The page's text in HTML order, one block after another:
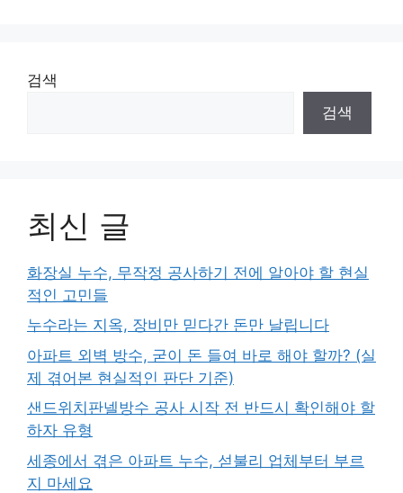
검색
검색
최신 글
화장실 누수, 무작정 공사하기 전에 알아야 할 현실
적인 고민들
누수라는 지옥, 장비만 믿다간 돈만 날립니다
아파트 외벽 방수, 굳이 돈 들여 바로 해야 할까? (실
제 겪어본 현실적인 판단 기준)
샌드위치판넬방수 공사 시작 전 반드시 확인해야 할
하자 유형
세종에서 겪은 아파트 누수, 섣불리 업체부터 부르
지 마세요